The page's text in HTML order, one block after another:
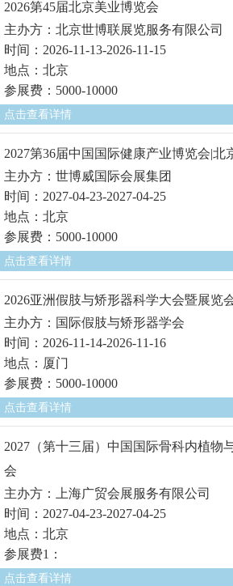
2026第45届北京美业博览会
主办方：北京世博联展览服务有限公司
时间：2026-11-13-2026-11-15
地点：北京
参展费：5000-10000
点击查看详情
2027第36届中国国际健康产业博览会|北
主办方：世博威国际会展集团
时间：2027-04-23-2027-04-25
地点：北京
参展费：5000-10000
点击查看详情
2026亚洲假肢与矫形器科学大会暨展览
主办方：国际假肢与矫形器学会
时间：2026-11-14-2026-11-16
地点：厦门
参展费：5000-10000
点击查看详情
2027（第十三届）中国国际骨科内植物
会
主办方：上海广贸会展服务有限公司
时间：2027-04-23-2027-04-25
地点：北京
参展费1：
点击查看详情